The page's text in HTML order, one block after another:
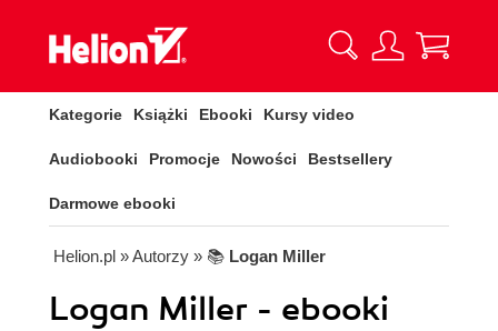
Kategorie Książki Ebooki Kursy video
Audiobooki Promocje Nowości Bestsellery
Darmowe ebooki
Helion.pl » Autorzy » 📚 Logan Miller
Logan Miller - ebooki